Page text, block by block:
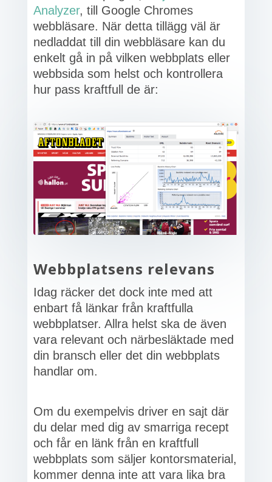
Analyzer, till Google Chromes
webbläsare. När detta tillägg väl är
nedladdat till din webbläsare kan du
enkelt gå in på vilken webbplats eller
webbsida som helst och kontrollera
hur pass kraftfull de är:
Webbplatsens relevans
Idag räcker det dock inte med att
enbart få länkar från kraftfulla
webbplatser. Allra helst ska de även
vara relevant och närbesläktade med
din bransch eller det din webbplats
handlar om.
Om du exempelvis driver en sajt där
du delar med dig av smarriga recept
och får en länk från en kraftfull
webbplats som säljer kontorsmaterial,
kommer denna inte att vara lika bra